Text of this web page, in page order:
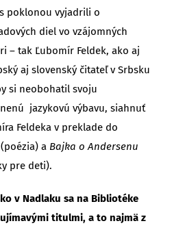
poklonou vyjadrili o
diel vo vzájomných
– tak Ľubomír Feldek, ako aj
aj slovenský čitateľ v Srbsku
si neobohatil svoju
jazykovú výbavu, siahnuť
Feldeka v preklade do
(poézia) a Bajka o Andersenu
pre deti).
v Nadlaku sa na Bibliotéke
titulmi, a to najmä z